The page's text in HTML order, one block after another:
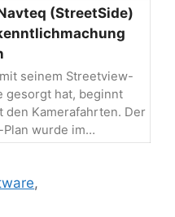
(StreetSide)
seinem Streetview-
gesorgt hat, beginnt
den Kamerafahrten. Der
wurde im…
,